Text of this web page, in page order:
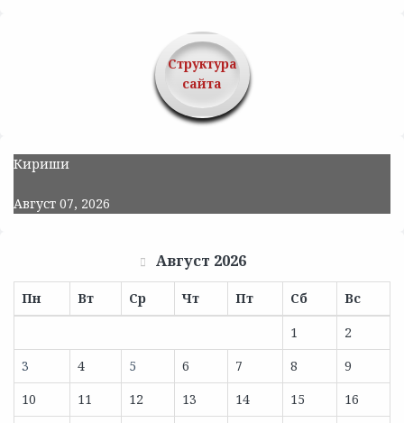
Структура
сайта
Кириши
Август 07, 2026
Август 2026
Пн Вт Ср Чт Пт Сб
Вс
1
2
3
4 5 6 7 8
9
10
11 12 13 14 15
16